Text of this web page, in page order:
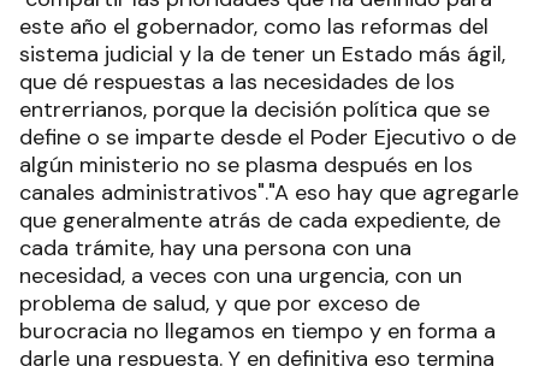
este año el gobernador, como las reformas del
sistema judicial y la de tener un Estado más ágil,
que dé respuestas a las necesidades de los
entrerrianos, porque la decisión política que se
define o se imparte desde el Poder Ejecutivo o de
algún ministerio no se plasma después en los
canales administrativos"."A eso hay que agregarle
que generalmente atrás de cada expediente, de
cada trámite, hay una persona con una
necesidad, a veces con una urgencia, con un
problema de salud, y que por exceso de
burocracia no llegamos en tiempo y en forma a
darle una respuesta. Y en definitiva eso termina